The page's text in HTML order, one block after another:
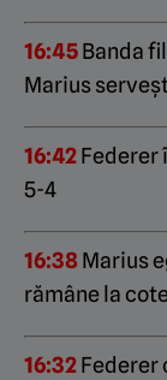
16:45Banda
Marius
16:42Federer
5-4
16:38Marius
rămâne la
16:32Federer